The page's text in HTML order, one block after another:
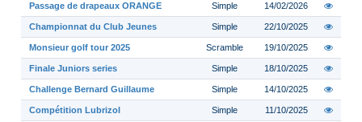
Passage de drapeaux ORANGE Simple 14/02/2026
Championnat du Club Jeunes Simple 22/10/2025
Monsieur golf tour 2025 Scramble 19/10/2025
Finale Juniors series Simple 18/10/2025
Challenge Bernard Guillaume Simple 14/10/2025
Compétition Lubrizol Simple 11/10/2025